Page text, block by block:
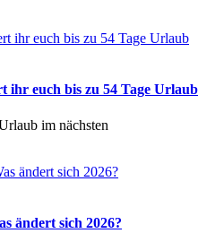
ihr euch bis zu 54 Tage Urlaub
im nächsten
ändert sich 2026?